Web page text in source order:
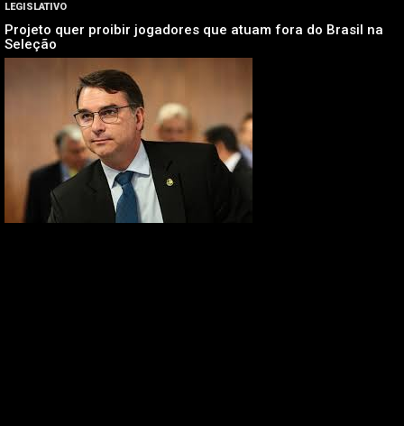
LEGISLATIVO
Projeto quer proibir jogadores que atuam fora do Brasil na
Seleção